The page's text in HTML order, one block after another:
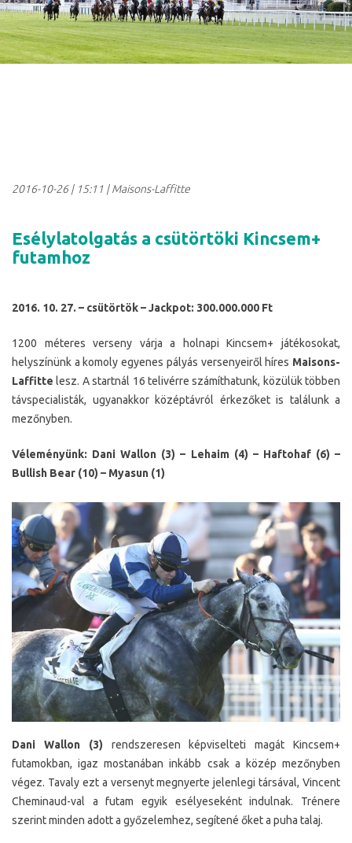
2016-10-26| 15:11 | Maisons-Laffitte
Esélylatolgatás a csütörtöki Kincsem+
futamhoz
2016. 10. 27. – csütörtök – Jackpot: 300.000.000 Ft
1200 méteres verseny várja a holnapi Kincsem+ játékosokat,
helyszínünk a komoly egyenes pályás versenyeiről híres Maisons-
Laffitte lesz. A startnál 16 telivérre számíthatunk, közülük többen
távspecialisták, ugyanakkor középtávról érkezőket is találunk a
mezőnyben.
Véleményünk: Dani Wallon (3) – Lehaim (4) – Haftohaf (6) –
Bullish Bear (10) – Myasun (1)
Dani Wallon (3) rendszeresen képviselteti magát Kincsem+
futamokban, igaz mostanában inkább csak a közép mezőnyben
végez. Tavaly ezt a versenyt megnyerte jelenlegi társával, Vincent
Cheminaud-val a futam egyik esélyeseként indulnak. Trénere
szerint minden adott a győzelemhez, segítené őket a puha talaj.